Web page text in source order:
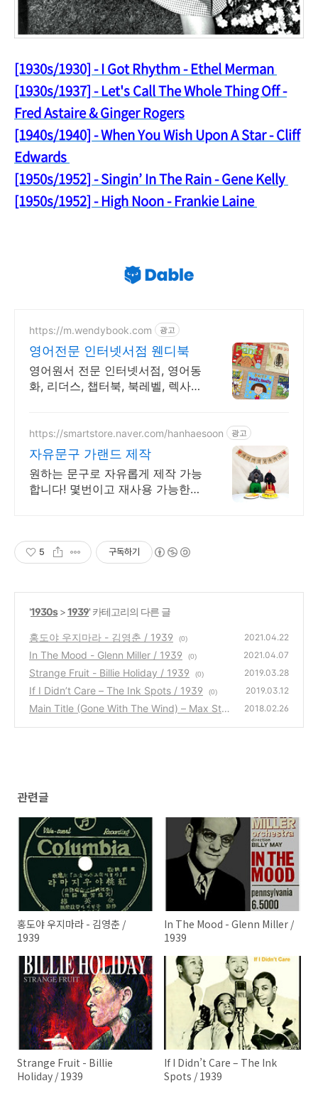
[1930s/1930] - I Got Rhythm - Ethel Merman
[1930s/1937] - Let's Call The Whole Thing Off -
Fred Astaire & Ginger Rogers
[1940s/1940] - When You Wish Upon A Star - Cliff
Edwards
[1950s/1952] - Singin’ In The Rain - Gene Kelly
[1950s/1952] - High Noon - Frankie Laine
https://m.wendybook.com 광고
영어전문 인터넷서점 웬디북
영어원서 전문 인터넷서점, 영어동
화, 리더스, 챕터북, 북레벨, 렉사일
https://smartstore.naver.com/hanhaesoon 광고
자유문구 가랜드 제작
원하는 문구로 자유롭게 제작 가능
합니다! 몇번이고 재사용 가능한
5 구독하기
'1930s>1939' 카테고리의 다른 글
홍도야 우지마라 - 김영춘 / 1939 (0) 2021.04.22
In The Mood - Glenn Miller / 1939 (0) 2021.04.07
Strange Fruit - Billie Holiday / 1939 (0) 2019.03.28
If I Didn’t Care – The Ink Spots / 1939 (0) 2019.03.12
Main Title (Gone With The Wind) – Max Stei
2018.02.26
관련글
홍도야 우지마라 - 김영춘 /
1939
In The Mood - Glenn Miller /
1939
Strange Fruit - Billie
Holiday / 1939
If I Didn’t Care – The Ink
Spots / 1939